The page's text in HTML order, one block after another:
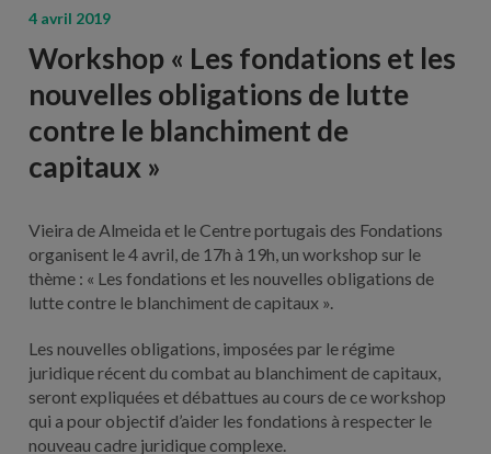
4 avril 2019
Workshop « Les fondations et les
nouvelles obligations de lutte
contre le blanchiment de
capitaux »
Vieira de Almeida et le Centre portugais des Fondations
organisent le 4 avril, de 17h à 19h, un workshop sur le
thème : « Les fondations et les nouvelles obligations de
lutte contre le blanchiment de capitaux ».
Les nouvelles obligations, imposées par le régime
juridique récent du combat au blanchiment de capitaux,
seront expliquées et débattues au cours de ce workshop
qui a pour objectif d’aider les fondations à respecter le
nouveau cadre juridique complexe.